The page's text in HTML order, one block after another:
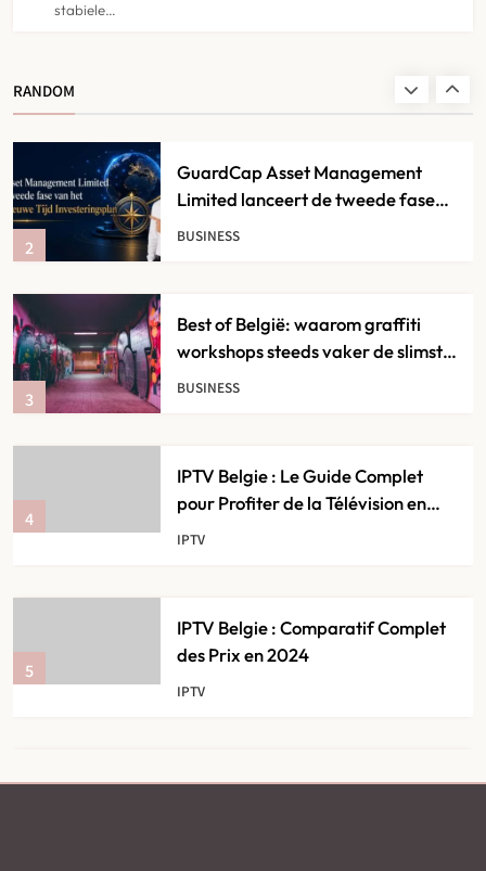
stabiele…
RANDOM
2
GuardCap Asset Management
Limited lanceert de tweede fase
van het GuardCap Nieuwe Tijd
BUSINESS
3
Best of België: waarom graffiti
workshops steeds vaker de slimste
keuze zijn voor creatieve
BUSINESS
4
IPTV Belgie : Le Guide Complet
pour Profiter de la Télévision en
Streaming
IPTV
5
IPTV Belgie : Comparatif Complet
des Prix en 2024
IPTV
IPTV Belgie sur Smart TV : Tout ce